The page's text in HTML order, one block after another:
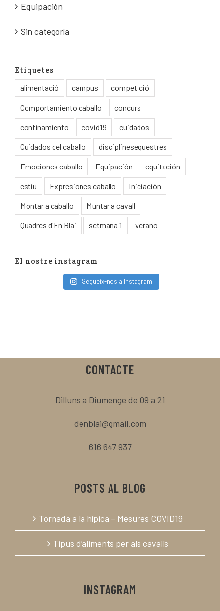
Equipación
Sin categoría
Etiquetes
alimentació
campus competició
Comportamiento caballo concurs
confinamiento covid19 cuidados
Cuidados del caballo disciplinesequestres
Emociones caballo Equipación equitación
estiu Expresiones caballo Iniciación
Montar a caballo Muntar a cavall
Quadres d'En Blai setmana 1 verano
El nostre instagram
Segueix-nos a Instagram
CONTACTE
Dilluns a Diumenge de 09 a 21
denblai@gmail.com
616 647 937
POSTS AL BLOG
Tornada a la hípica – Mesures COVID19
Tipus d’aliments per als cavalls
INSTAGRAM